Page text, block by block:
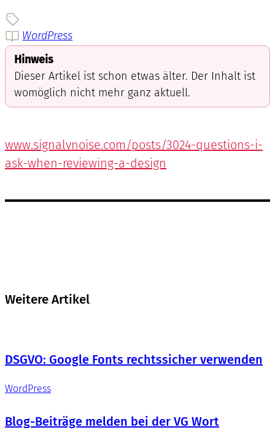
WordPress
Hinweis
Dieser Artikel ist schon etwas älter. Der Inhalt ist
womöglich nicht mehr ganz aktuell.
www.signalvnoise.com/posts/3024-questions-i-
ask-when-reviewing-a-design
Weitere Artikel
DSGVO: Google Fonts rechtssicher verwenden
WordPress
Blog-Beiträge melden bei der VG Wort